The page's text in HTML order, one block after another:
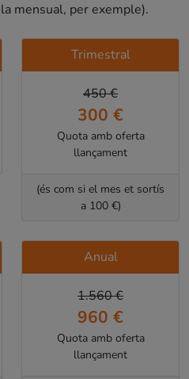
mensual, per exemple).
Trimestral
450 €
300 €
Quota amb oferta
llançament
(és com si el mes et sortís
a 100 €)
Anual
1.560 €
960 €
Quota amb oferta
llançament